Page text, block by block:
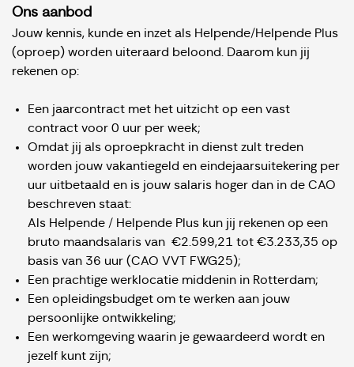
Ons aanbod
Jouw kennis, kunde en inzet als Helpende/Helpende Plus
(oproep) worden uiteraard beloond. Daarom kun jij
rekenen op:
Een jaarcontract met het uitzicht op een vast
contract voor 0 uur per week;
Omdat jij als oproepkracht in dienst zult treden
worden jouw vakantiegeld en eindejaarsuitekering per
uur uitbetaald en is jouw salaris hoger dan in de CAO
beschreven staat:
Als Helpende / Helpende Plus kun jij rekenen op een
bruto maandsalaris van €2.599,21 tot €3.233,35 op
basis van 36 uur (CAO VVT FWG25);
Een prachtige werklocatie middenin in Rotterdam;
Een opleidingsbudget om te werken aan jouw
persoonlijke ontwikkeling;
Een werkomgeving waarin je gewaardeerd wordt en
jezelf kunt zijn;